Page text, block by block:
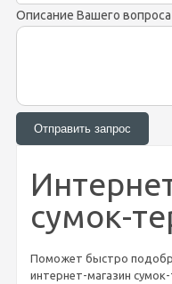
Описание Вашего
сумок-
Поможет быстро
интернет-магазин